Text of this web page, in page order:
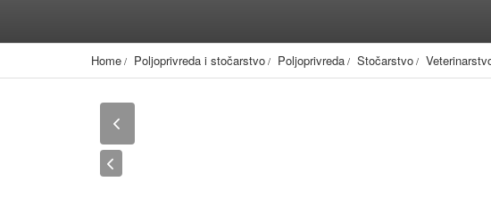
Home Poljoprivreda i stočarstvo Poljoprivreda Stočarstvo